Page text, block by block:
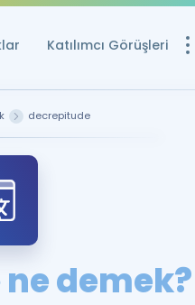
Katılımcı Görüşleri
Ücretsiz
YDS ve YÖKDİL
decrepitude
ne demek?